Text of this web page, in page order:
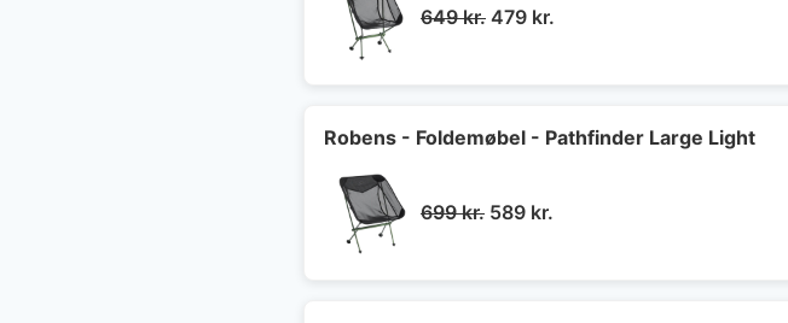
649kr. Den
649 kr..
479 kr.
479 kr..
Robens - Foldemøbel - Pathfinder Large Light
699kr. Den
589 kr.